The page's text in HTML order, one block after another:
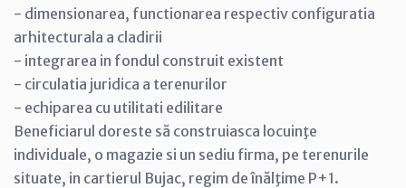
- dimensionarea, functionarea respectiv configuratia
arhitecturala a cladirii
- integrarea in fondul construit existent
- circulatia juridica a terenurilor
- echiparea cu utilitati edilitare
Beneficiarul doreste să construiasca locuinţe
individuale, o magazie si un sediu firma, pe terenurile
situate, in cartierul Bujac, regim de înălţime P+1.